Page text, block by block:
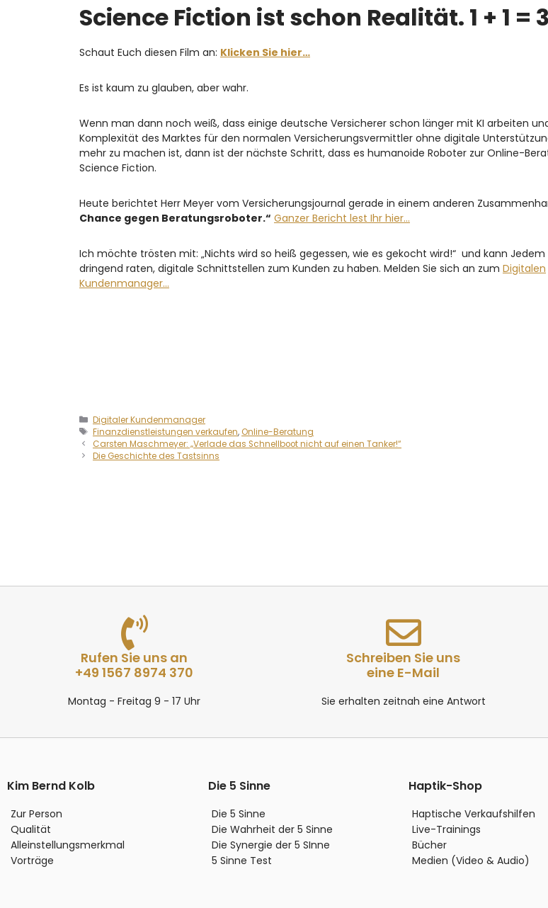
Science Fiction ist schon Realität. 1 + 1 = 3
Schaut Euch diesen Film an: Klicken Sie hier…
Es ist kaum zu glauben, aber wahr.
Wenn man dann noch weiß, dass einige deutsche Versicherer schon länger mit KI arbeiten
Komplexität des Marktes für den normalen Versicherungsvermittler ohne digitale
mehr zu machen ist, dann ist der nächste Schritt, dass es humanoide Roboter zur Online-
Science Fiction.
Heute berichtet Herr Meyer vom Versicherungsjournal gerade in einem anderen
Chance gegen Beratungsroboter.“ Ganzer Bericht lest Ihr hier…
Ich möchte trösten mit: „Nichts wird so heiß gegessen, wie es gekocht wird!“ und kann Jedem
dringend raten, digitale Schnittstellen zum Kunden zu haben. Melden Sie sich an zum Digitalen
Kundenmanager…
Digitaler Kundenmanager
Finanzdienstleistungen verkaufen, Online-Beratung
Carsten Maschmeyer: „Verlade das Schnellboot nicht auf einen Tanker!“
Die Geschichte des Tastsinns
Rufen Sie uns an
+49 1567 8974 370
Montag - Freitag 9 - 17 Uhr
Schreiben Sie uns
eine E-Mail
Sie erhalten zeitnah eine Antwort
Kim Bernd Kolb
Zur Person
Qualität
Alleinstellungsmerkmal
Vorträge
Die 5 Sinne
Die 5 Sinne
Die Wahrheit der 5 Sinne
Die Synergie der 5 SInne
5 Sinne Test
Haptik-Shop
Haptische Verkaufshilfen
Live-Trainings
Bücher
Medien (Video & Audio)